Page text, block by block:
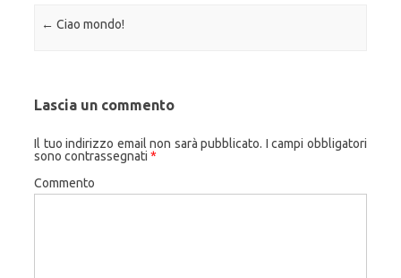
Navigazione articolo
← Ciao mondo!
Lascia un commento
Il tuo indirizzo email non sarà pubblicato. I campi obbligatori
sono contrassegnati *
Commento